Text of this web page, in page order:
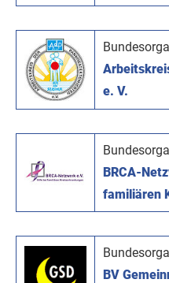
e. V.
BRCA-
familiären
BV